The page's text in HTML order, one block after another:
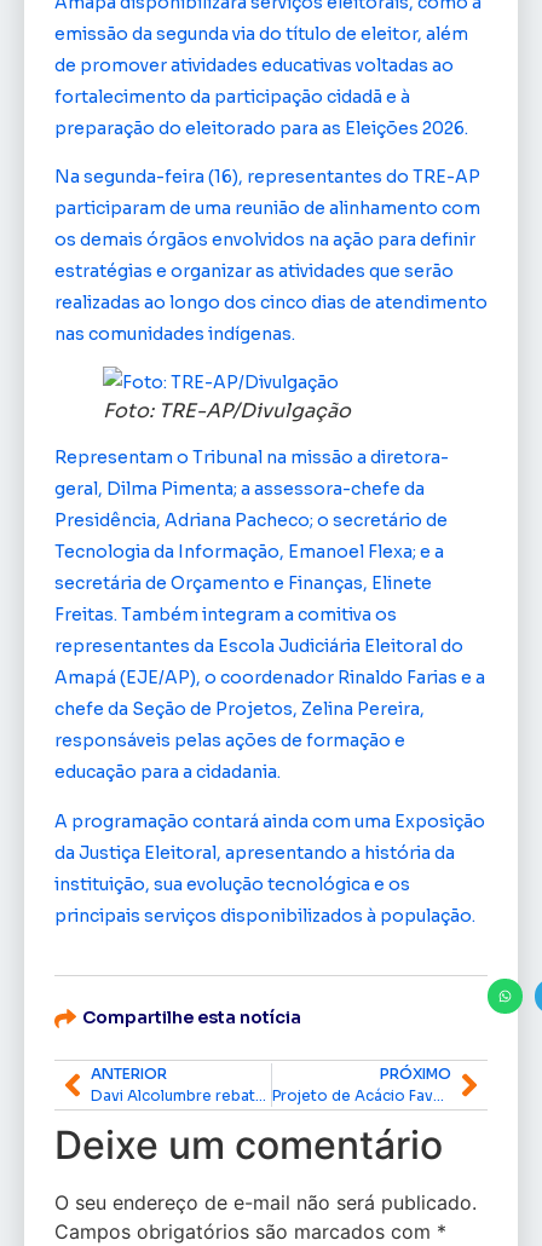
emissão da segunda via do título de eleitor, além
de promover atividades educativas voltadas ao
fortalecimento da participação cidadã e à
preparação do eleitorado para as Eleições 2026.
Na segunda-feira (16), representantes do TRE-AP
participaram de uma reunião de alinhamento com
os demais órgãos envolvidos na ação para definir
estratégias e organizar as atividades que serão
realizadas ao longo dos cinco dias de atendimento
nas comunidades indígenas.
Foto: TRE-AP/Divulgação
Representam o Tribunal na missão a diretora-
geral, Dilma Pimenta; a assessora-chefe da
Presidência, Adriana Pacheco; o secretário de
Tecnologia da Informação, Emanoel Flexa; e a
secretária de Orçamento e Finanças, Elinete
Freitas. Também integram a comitiva os
representantes da Escola Judiciária Eleitoral do
Amapá (EJE/AP), o coordenador Rinaldo Farias e a
chefe da Seção de Projetos, Zelina Pereira,
responsáveis pelas ações de formação e
educação para a cidadania.
A programação contará ainda com uma Exposição
da Justiça Eleitoral, apresentando a história da
instituição, sua evolução tecnológica e os
principais serviços disponibilizados à população.
Compartilhe esta notícia
ANTERIOR
Davi Alcolumbre rebate acusações e promete medidas para esclarecer denúncia
PRÓXIMO
Projeto de Acácio Favacho que garante tirzepatida gratuita pelo SUS avança na Câmara dos Deputados
Deixe um comentário
O seu endereço de e-mail não será publicado.
Campos obrigatórios são marcados com *